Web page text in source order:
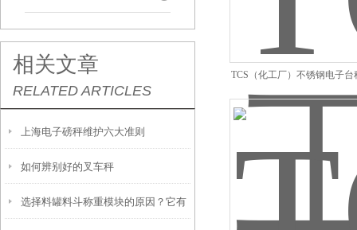
相关文章
RELATED ARTICLES
上海电子磅秤维护六大准则
如何辨别好的叉车秤
选择料罐料斗称重模块的原因？它有
TCS（化工厂）不锈钢电子台
地式台秤，电子台